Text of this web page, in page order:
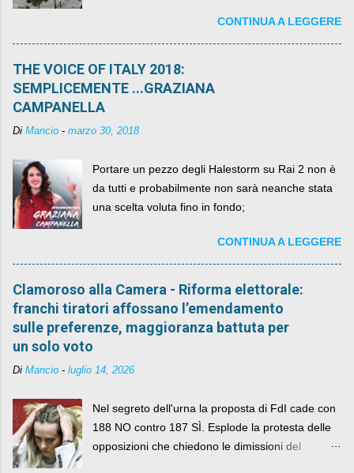
per un numero esorbitante di mesi, non ci sarà
più. C'era una volta Piazza XX Settembre ,
CONTINUA A LEGGERE
THE VOICE OF ITALY 2018:
SEMPLICEMENTE ...GRAZIANA
CAMPANELLA
Di Mancio - marzo 30, 2018
Portare un pezzo degli Halestorm su Rai 2 non è
da tutti e probabilmente non sarà neanche stata
una scelta voluta fino in fondo;
CONTINUA A LEGGERE
Clamoroso alla Camera - Riforma elettorale:
franchi tiratori affossano l’emendamento
sulle preferenze, maggioranza battuta per
un solo voto
Di Mancio - luglio 14, 2026
Nel segreto dell'urna la proposta di FdI cade con
188 NO contro 187 SÌ. Esplode la protesta delle
opposizioni che chiedono le dimissioni del